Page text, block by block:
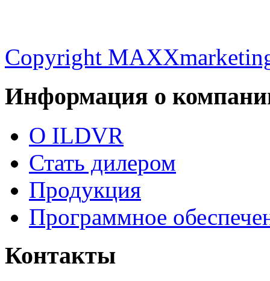
Copyright
Информация о
О ILDVR
Стать дилером
Продукция
Программное
Контакты